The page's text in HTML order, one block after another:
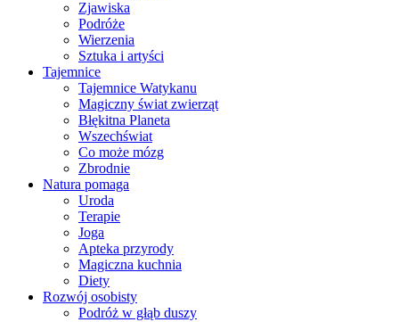
Zjawiska
Podróże
Wierzenia
Sztuka i artyści
Tajemnice
Tajemnice Watykanu
Magiczny świat zwierząt
Błękitna Planeta
Wszechświat
Co może mózg
Zbrodnie
Natura pomaga
Uroda
Terapie
Joga
Apteka przyrody
Magiczna kuchnia
Diety
Rozwój osobisty
Podróż w głąb duszy